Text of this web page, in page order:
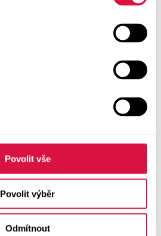
Povolit vše
Povolit výběr
Odmítnout